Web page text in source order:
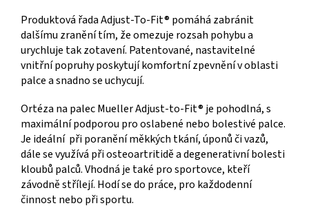
Produktová řada Adjust-To-Fit® pomáhá zabránit
dalšímu zranění tím, že omezuje rozsah pohybu a
urychluje tak zotavení. Patentované, nastavitelné
vnitřní popruhy poskytují komfortní zpevnění v oblasti
palce a snadno se uchycují.
Ortéza na palec Mueller Adjust-to-Fit® je pohodlná, s
maximální podporou pro oslabené nebo bolestivé palce.
Je ideální při poranění měkkých tkání, úponů či vazů,
dále se využívá při osteoartritidě a degenerativní bolesti
kloubů palců. Vhodná je také pro sportovce, kteří
závodně střílejí. Hodí se do práce, pro každodenní
činnost nebo při sportu.